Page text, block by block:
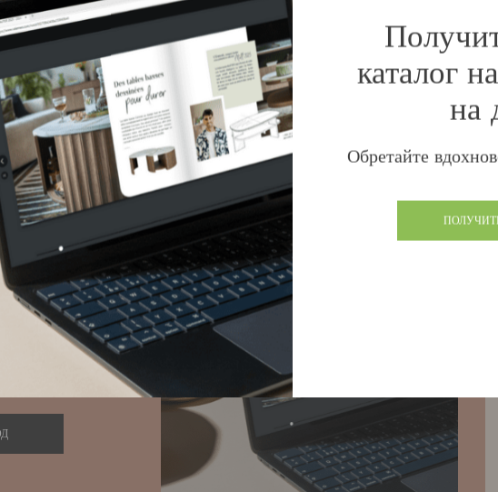
каталог
на
Обретайте
на